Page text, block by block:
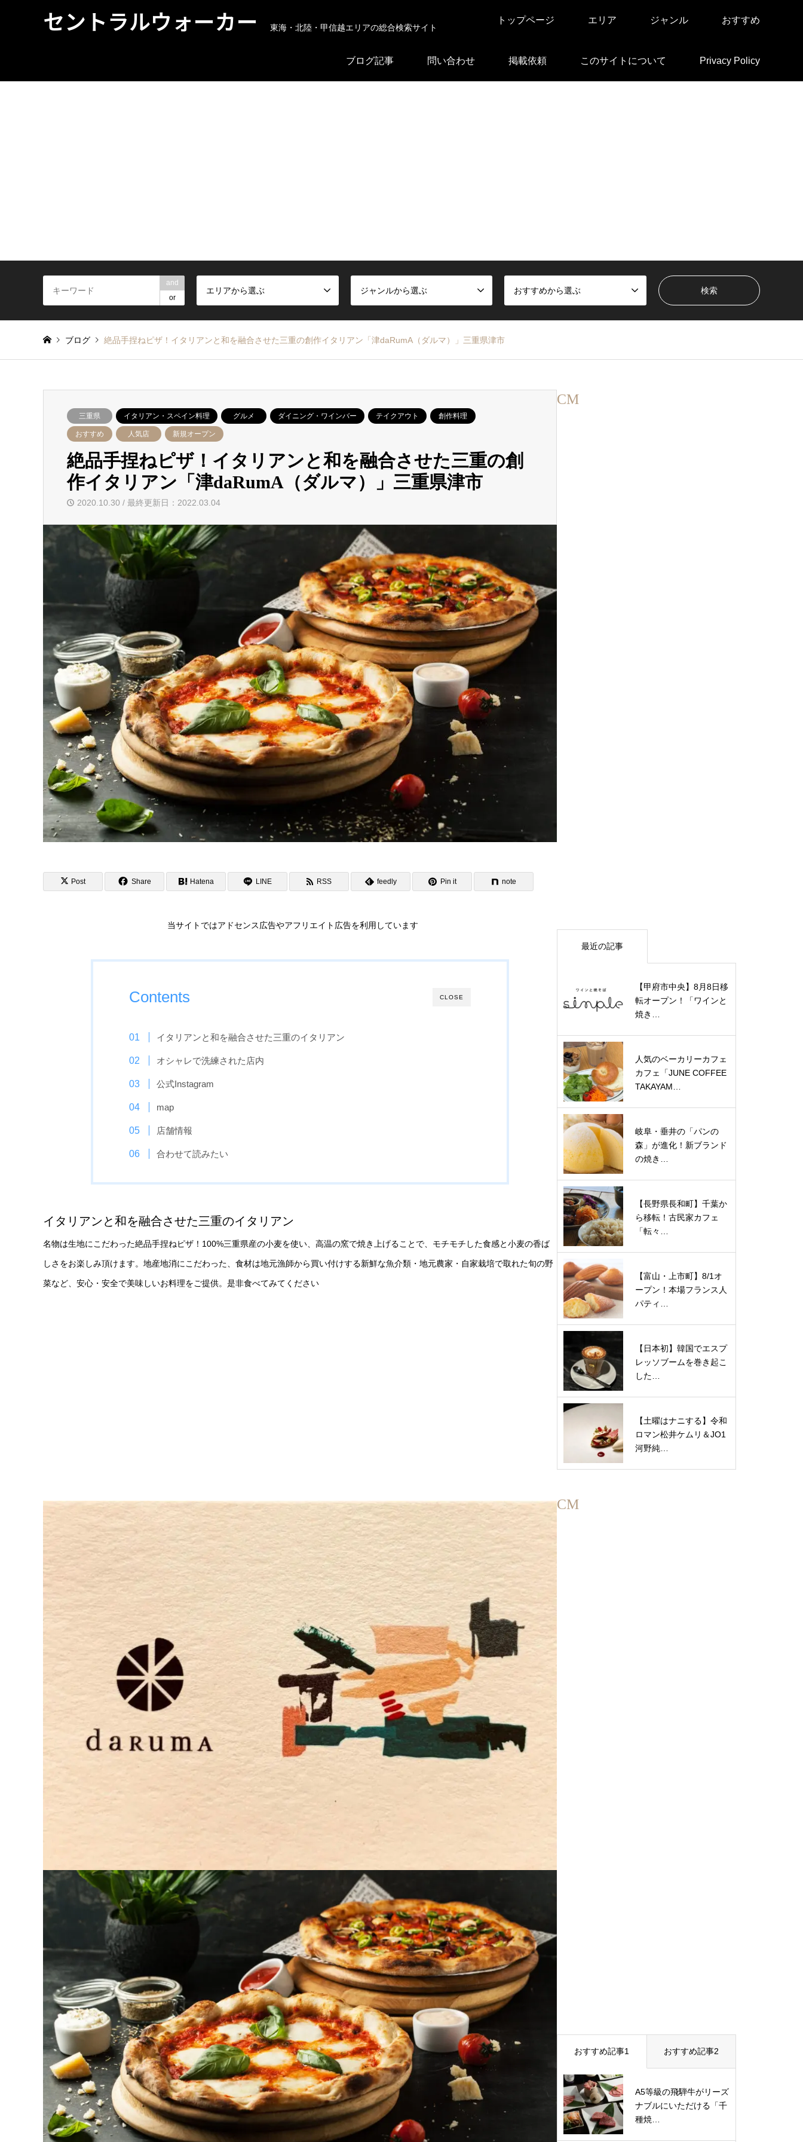
セントラルウォーカー 東海・北陸・甲信越エリアの総合検索サイト
トップページ エリア ジャンル おすすめ
ブログ記事 問い合わせ 掲載依頼 このサイトについて Privacy Policy
and
or
エリアから選ぶ ジャンルから選ぶ おすすめから選ぶ
ブログ 絶品手捏ねピザ！イタリアンと和を融合させた三重の創作イタリアン「津daRumA（ダルマ）」三重県津市
三重県 イタリアン・スペイン料理 グルメ ダイニング・ワインバー テイクアウト 創作料理
おすすめ 人気店 新規オープン
絶品手捏ねピザ！イタリアンと和を融合させた三重の創
作イタリアン「津daRumA（ダルマ）」三重県津市
2020.10.30 / 最終更新日：2022.03.04
Post Share Hatena LINE RSS feedly Pin it note
当サイトではアドセンス広告やアフリエイト広告を利用しています
CLOSE
Contents
イタリアンと和を融合させた三重のイタリアン
オシャレで洗練された店内
公式Instagram
map
店舗情報
合わせて読みたい
イタリアンと和を融合させた三重のイタリアン
名物は生地にこだわった絶品手捏ねピザ！100%三重県産の小麦を使い、高温の窯で焼き上げることで、モチモチした食感と小麦の香ば
しさをお楽しみ頂けます。地産地消にこだわった、食材は地元漁師から買い付けする新鮮な魚介類・地元農家・自家栽培で取れた旬の野
菜など、安心・安全で美味しいお料理をご提供。是非食べてみてください
CM
最近の記事
【甲府市中央】8月8日移
転オープン！「ワインと
焼き…
人気のベーカリーカフェ
カフェ「JUNE COFFEE
TAKAYAM…
岐阜・垂井の「パンの
森」が進化！新ブランド
の焼き…
【長野県長和町】千葉か
ら移転！古民家カフェ
「転々…
【富山・上市町】8/1オ
ープン！本場フランス人
パティ…
【日本初】韓国でエスプ
レッソブームを巻き起こ
した…
【土曜はナニする】令和
ロマン松井ケムリ＆JO1
河野純…
CM
おすすめ記事1 おすすめ記事2
A5等級の飛騨牛がリーズ
ナブルにいただける「千
種焼…